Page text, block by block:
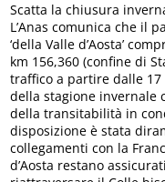
Scatta la chiusura
L’Anas comunica che il
‘della Valle d’Aosta’
km 156,360 (confine di
traffico a partire dalle 17
della stagione invernale
della transitabilità in
disposizione è stata
collegamenti con la
d’Aosta restano